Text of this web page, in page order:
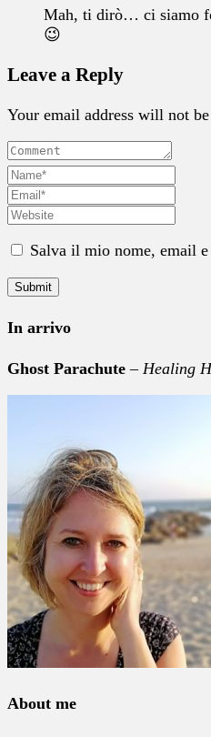
Mah, ti dirò… ci siamo
😉
Leave a Reply
Your email address will not
Salva il mio nome, email
In arrivo
Ghost Parachute– Healing
About me